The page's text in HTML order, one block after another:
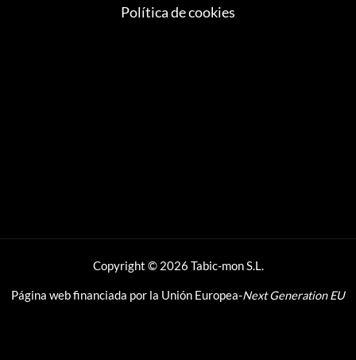
Política de cookies
Copyright © 2026 Tabic-mon S.L.
Página web financiada por la Unión Europea-Next Generation EU